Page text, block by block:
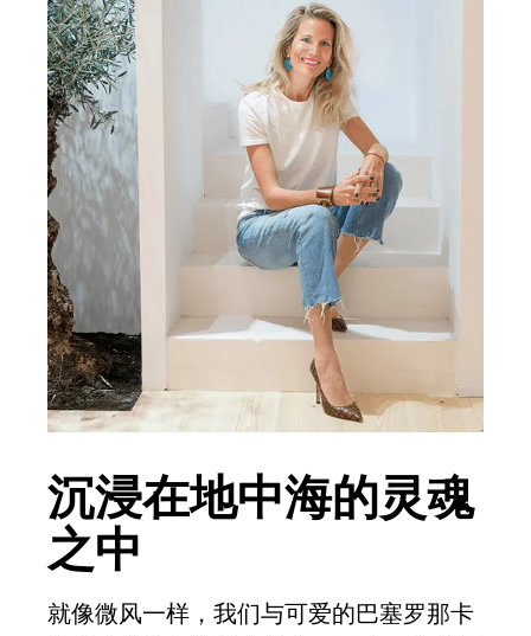
沉浸在地中海的灵魂
之中
就像微风一样，我们与可爱的巴塞罗那卡